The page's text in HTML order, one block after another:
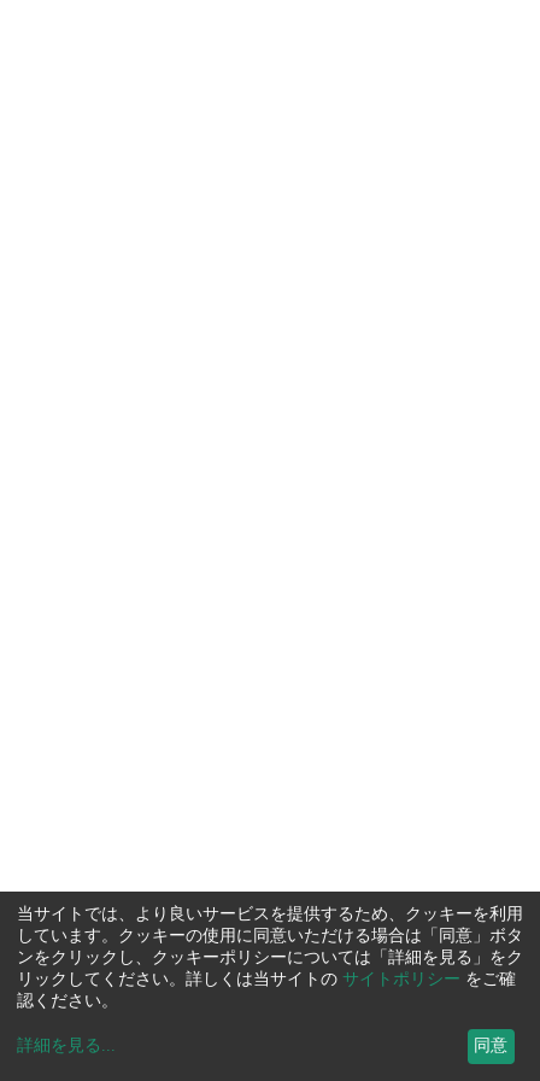
当サイトでは、より良いサービスを提供するため、クッキーを利用
しています。クッキーの使用に同意いただける場合は「同意」ボタ
ンをクリックし、クッキーポリシーについては「詳細を見る」をク
リックしてください。詳しくは当サイトの サイトポリシー をご確
認ください。
詳細を見る ... 同意